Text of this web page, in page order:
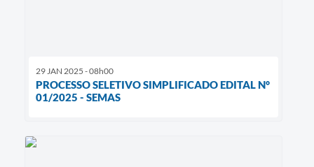
29 JAN 2025 - 08h00
PROCESSO SELETIVO SIMPLIFICADO EDITAL N°
01/2025 - SEMAS